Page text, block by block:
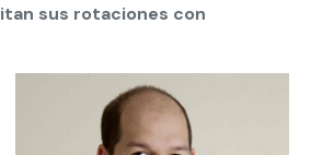
sus rotaciones con